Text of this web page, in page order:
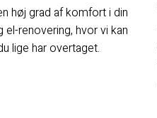
høj grad af komfort i din
el-renovering, hvor vi kan
lige har overtaget.